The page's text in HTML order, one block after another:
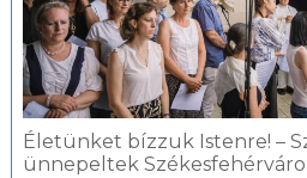
Életünket bízzuk Istenre! –
ünnepeltek